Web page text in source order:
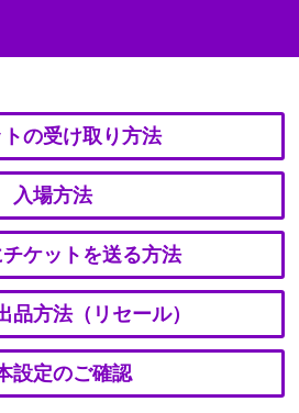
の受け取り方法
入場方法
チケットを送る方法
品方法（リセール）
設定のご確認